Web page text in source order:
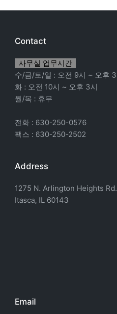
Contact
사무실 업무시간
수/금/토/일 : 오전 9시 ~ 오후
화 : 오전 10시 ~ 오후 3시
월/목 : 휴무
전화 : 630-250-0576
팩스 : 630-250-2502
Address
1275 N. Arlington Heights Rd.
Itasca, IL 60143
Email